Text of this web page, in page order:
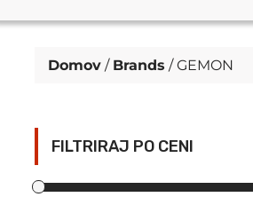
Domov / Brands / GEMON
FILTRIRAJ PO CENI